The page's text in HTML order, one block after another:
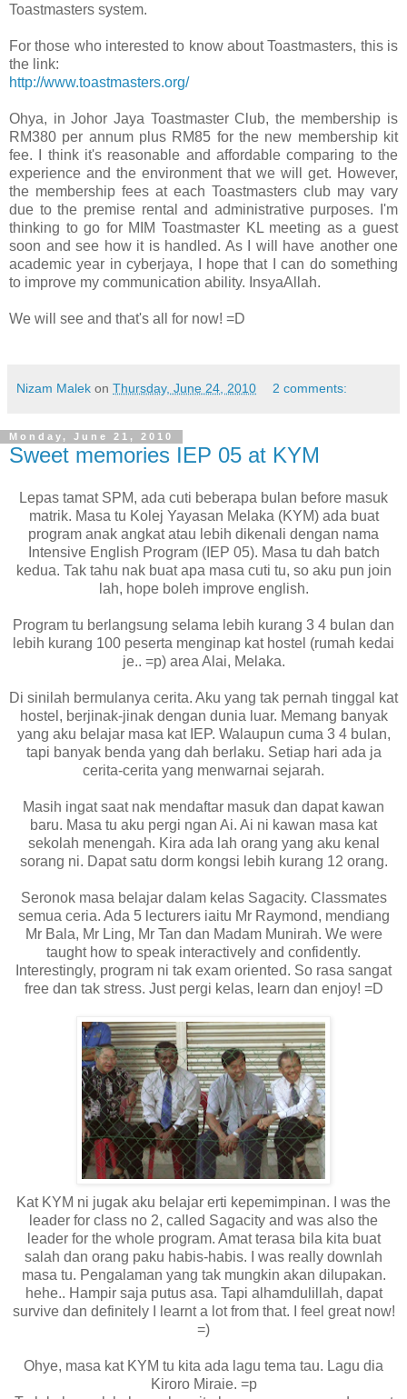
Toastmasters system.
For those who interested to know about Toastmasters, this is
the link:
http://www.toastmasters.org/
Ohya, in Johor Jaya Toastmaster Club, the membership is
RM380 per annum plus RM85 for the new membership kit
fee. I think it's reasonable and affordable comparing to the
experience and the environment that we will get. However,
the membership fees at each Toastmasters club may vary
due to the premise rental and administrative purposes. I'm
thinking to go for MIM Toastmaster KL meeting as a guest
soon and see how it is handled. As I will have another one
academic year in cyberjaya, I hope that I can do something
to improve my communication ability. InsyaAllah.
We will see and that's all for now! =D
Nizam Malek on Thursday, June 24, 2010 2 comments:
Monday, June 21, 2010
Sweet memories IEP 05 at KYM
Lepas tamat SPM, ada cuti beberapa bulan before masuk
matrik. Masa tu Kolej Yayasan Melaka (KYM) ada buat
program anak angkat atau lebih dikenali dengan nama
Intensive English Program (IEP 05). Masa tu dah batch
kedua. Tak tahu nak buat apa masa cuti tu, so aku pun join
lah, hope boleh improve english.
Program tu berlangsung selama lebih kurang 3 4 bulan dan
lebih kurang 100 peserta menginap kat hostel (rumah kedai
je.. =p) area Alai, Melaka.
Di sinilah bermulanya cerita. Aku yang tak pernah tinggal kat
hostel, berjinak-jinak dengan dunia luar. Memang banyak
yang aku belajar masa kat IEP. Walaupun cuma 3 4 bulan,
tapi banyak benda yang dah berlaku. Setiap hari ada ja
cerita-cerita yang menwarnai sejarah.
Masih ingat saat nak mendaftar masuk dan dapat kawan
baru. Masa tu aku pergi ngan Ai. Ai ni kawan masa kat
sekolah menengah. Kira ada lah orang yang aku kenal
sorang ni. Dapat satu dorm kongsi lebih kurang 12 orang.
Seronok masa belajar dalam kelas Sagacity. Classmates
semua ceria. Ada 5 lecturers iaitu Mr Raymond, mendiang
Mr Bala, Mr Ling, Mr Tan dan Madam Munirah. We were
taught how to speak interactively and confidently.
Interestingly, program ni tak exam oriented. So rasa sangat
free dan tak stress. Just pergi kelas, learn dan enjoy! =D
Kat KYM ni jugak aku belajar erti kepemimpinan. I was the
leader for class no 2, called Sagacity and was also the
leader for the whole program. Amat terasa bila kita buat
salah dan orang paku habis-habis. I was really downlah
masa tu. Pengalaman yang tak mungkin akan dilupakan.
hehe.. Hampir saja putus asa. Tapi alhamdulillah, dapat
survive dan definitely I learnt a lot from that. I feel great now!
=)
Ohye, masa kat KYM tu kita ada lagu tema tau. Lagu dia
Kiroro Miraie. =p